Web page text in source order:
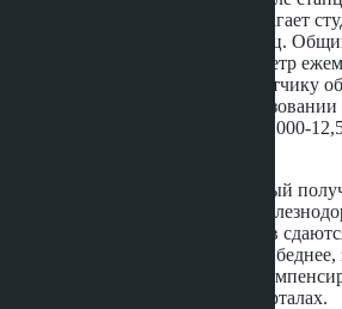
построенное в 2012 году, предлагает
метров за 8,500-9,500 бат в месяц.
здания - 40 бат за квадратный метр
1,000 бат. Электричество по счётчику
бат летом при активном
150-250 бат. Итоговая сумма: 11,000-
В районе MRT Банг Сью, который
после открытия центральной
студии 24-26 квадратных метров
Здания старше, инфраструктура беднее,
центру и пересадочному узлу
тех, кто работает в деловых кварталах.